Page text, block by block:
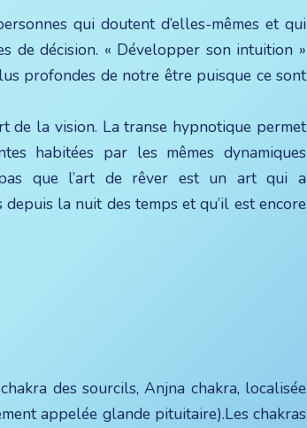
qui doutent d’elles-mêmes et qui
de décision. « Développer son intuition »
profondes de notre être puisque ce sont
de la vision. La transe hypnotique permet
habitées par les mêmes dynamiques
pas que l’art de rêver est un art qui a
depuis la nuit des temps et qu’il est encore
des sourcils,Anjna chakra, localisée
appelée glande pituitaire).Les chakras